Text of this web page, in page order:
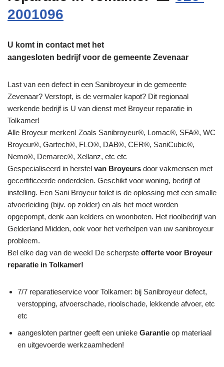
2001096
U komt in contact met het
aangesloten bedrijf voor de gemeente Zevenaar
Last van een defect in een Sanibroyeur in de gemeente
Zevenaar? Verstopt, is de vermaler kapot? Dit regionaal
werkende bedrijf is U van dienst met Broyeur reparatie in
Tolkamer!
Alle Broyeur merken! Zoals Sanibroyeur®, Lomac®, SFA®, WC
Broyeur®, Gartech®, FLO®, DAB®, CER®, SaniCubic®,
Nemo®, Demarec®, Xellanz, etc etc
Gespecialiseerd in herstel van Broyeurs door vakmensen met
gecertificeerde onderdelen. Geschikt voor woning, bedrijf of
instelling. Een Sani Broyeur toilet is de oplossing met een smalle
afvoerleiding (bijv. op zolder) en als het moet worden
opgepompt, denk aan kelders en woonboten. Het rioolbedrijf van
Gelderland Midden, ook voor het verhelpen van uw sanibroyeur
probleem.
Bel elke dag van de week! De scherpste offerte voor Broyeur
reparatie in Tolkamer!
7/7 reparatieservice voor Tolkamer: bij Sanibroyeur defect,
verstopping, afvoerschade, rioolschade, lekkende afvoer, etc
etc
aangesloten partner geeft een unieke Garantie op materiaal
en uitgevoerde werkzaamheden!